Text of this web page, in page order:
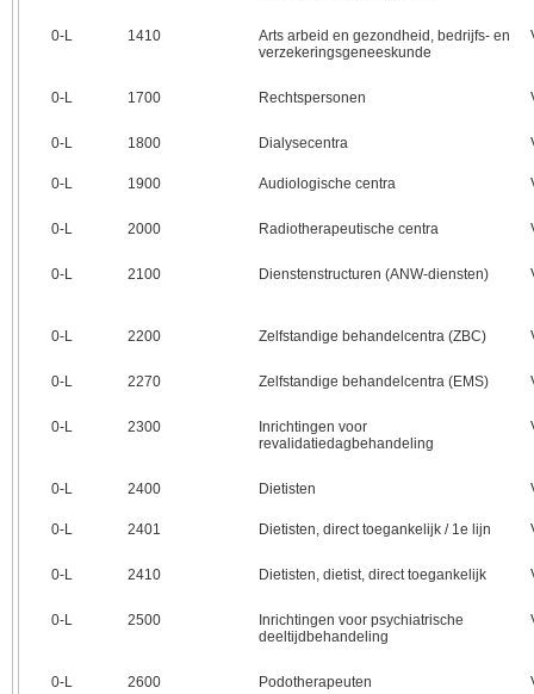
0‑L 1410
Arts arbeid en gezondheid, bedrijfs- en
verzekeringsgeneeskunde
0‑L 1700 Rechtspersonen
0‑L 1800 Dialysecentra
0‑L 1900 Audiologische centra
0‑L 2000 Radiotherapeutische centra
0‑L 2100 Dienstenstructuren (ANW-diensten)
0‑L 2200 Zelfstandige behandelcentra (ZBC)
0‑L 2270 Zelfstandige behandelcentra (EMS)
0‑L 2300
Inrichtingen voor
revalidatiedagbehandeling
0‑L 2400 Dietisten
0‑L 2401 Dietisten, direct toegankelijk / 1e lijn
0‑L 2410 Dietisten, dietist, direct toegankelijk
0‑L 2500
Inrichtingen voor psychiatrische
deeltijdbehandeling
0‑L 2600 Podotherapeuten